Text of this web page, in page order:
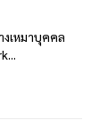
เหมาบุคคล